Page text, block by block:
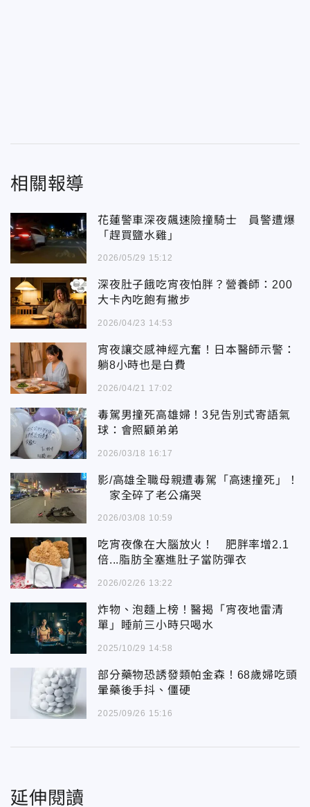
相關報導
花蓮警車深夜飆速險撞騎士 員警遭爆
「趕買鹽水雞」
2026/05/29 15:12
深夜肚子餓吃宵夜怕胖？營養師：200
大卡內吃飽有撇步
2026/04/23 14:53
宵夜讓交感神經亢奮！日本醫師示警：
躺8小時也是白費
2026/04/21 17:02
毒駕男撞死高雄婦！3兒告別式寄語氣
球：會照顧弟弟
2026/03/18 16:17
影/高雄全職母親遭毒駕「高速撞死」！
家全碎了老公痛哭
2026/03/08 10:59
吃宵夜像在大腦放火！ 肥胖率增2.1
倍...脂肪全塞進肚子當防彈衣
2026/02/26 13:22
炸物、泡麵上榜！醫揭「宵夜地雷清
單」睡前三小時只喝水
2025/10/29 14:58
部分藥物恐誘發類帕金森！68歲婦吃頭
暈藥後手抖、僵硬
2025/09/26 15:16
延伸閱讀